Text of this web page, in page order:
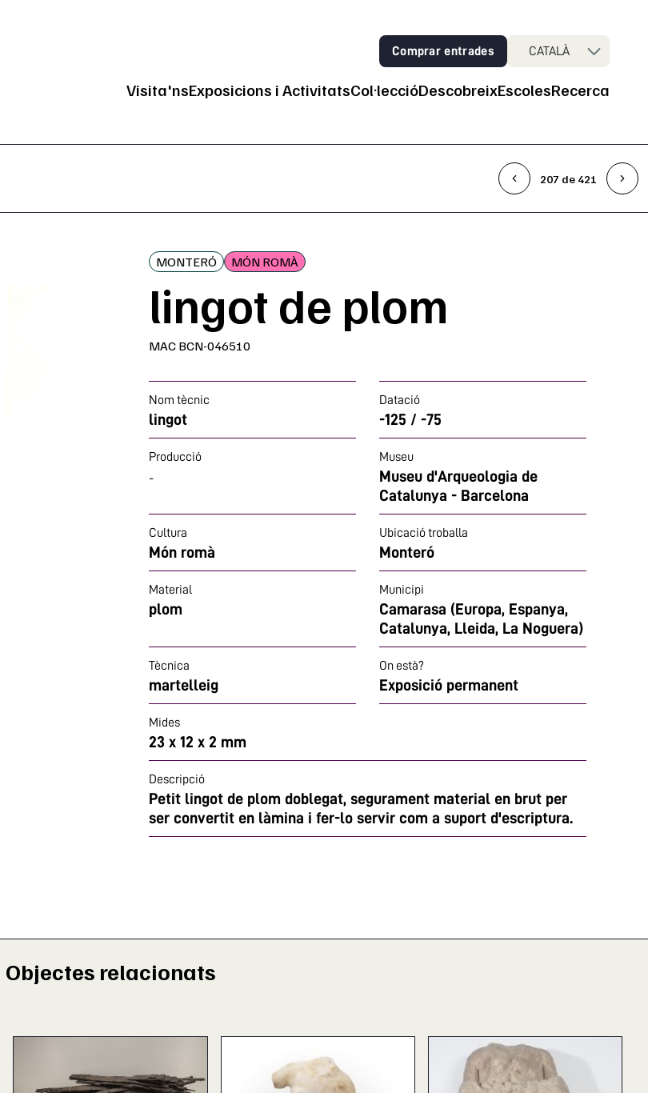
Comprar entrades CATALÀ
Navegació principal
Visita'nsExposicions i ActivitatsCol·leccióDescobreixEscolesRecerca
207 de 421
MONTERÓ MÓN ROMÀ
lingot de plom
MAC BCN-046510
Nom tècnic
lingot
Datació
-125 / -75
Producció
-
Museu
Museu d'Arqueologia de
Catalunya - Barcelona
Cultura
Món romà
Ubicació troballa
Monteró
Material
plom
Municipi
Camarasa (Europa, Espanya,
Catalunya, Lleida, La Noguera)
Tècnica
martelleig
On està?
Exposició permanent
Mides
23 x 12 x 2 mm
Descripció
Petit lingot de plom doblegat, segurament material en brut per
ser convertit en làmina i fer-lo servir com a suport d'escriptura.
Objectes relacionats